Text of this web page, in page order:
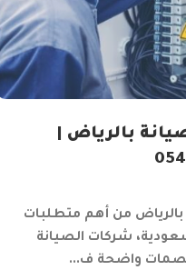
بالرياض |
من أهم متطلبات
شركات الصيانة
بصمات واضحة ف...